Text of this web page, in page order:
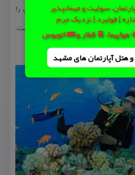
سوئیت و مهمانپذیر
هواپیما، 🚆 قطار و 🚌 اتوبوس
هتل‌ آپارتمان های مشهد
برای هیجان درد می‌كند، جت‌اسكی را
انگیزترین ورزش‌های آبی كیش است.